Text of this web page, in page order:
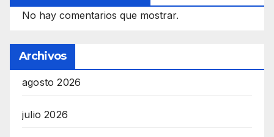
No hay comentarios que mostrar.
Archivos
agosto 2026
julio 2026